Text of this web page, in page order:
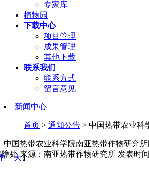
专家库
植物园
下载中心
项目管理
成果管理
其他下载
联系我们
联系方式
留言意见
新闻中心
首页 > 通知公告 > 中国热带农业科
中国热带农业科学院南亚热带作物研究
障处 来源：南亚热带作物研究所 发表时
大】